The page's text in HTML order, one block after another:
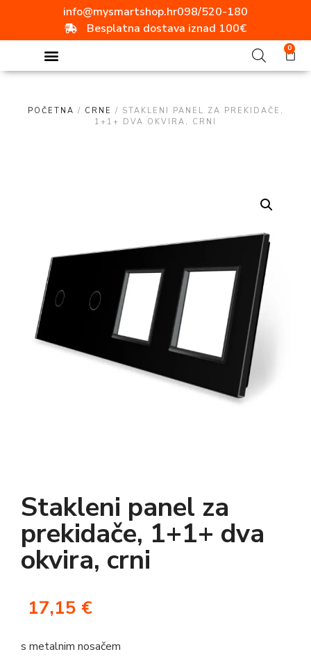
info@mysmartshop.hr098/520-180
Besplatna dostava iznad 100€
0
POČETNA / CRNE / STAKLENI PANEL ZA PREKIDAČE,
1+1+ DVA OKVIRA, CRNI
Stakleni panel za
prekidače, 1+1+ dva
okvira, crni
17,15 €
s metalnim nosačem